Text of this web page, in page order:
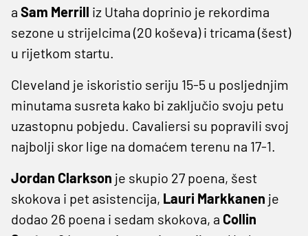
a Sam Merrill iz Utaha doprinio je rekordima
sezone u strijelcima (20 koševa) i tricama (šest)
u rijetkom startu.
Cleveland je iskoristio seriju 15-5 u posljednjim
minutama susreta kako bi zaključio svoju petu
uzastopnu pobjedu. Cavaliersi su popravili svoj
najbolji skor lige na domaćem terenu na 17-1.
Jordan Clarkson je skupio 27 poena, šest
skokova i pet asistencija, Lauri Markkanen je
dodao 26 poena i sedam skokova, a Collin